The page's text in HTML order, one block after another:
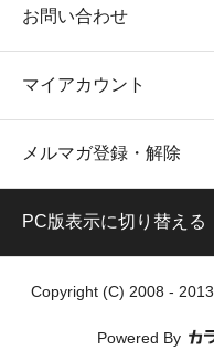
お問い合わせ
マイアカウント
メルマガ登録・解除
PC版表示に切り替える
Copyright (C) 2008 - 2013
Powered By